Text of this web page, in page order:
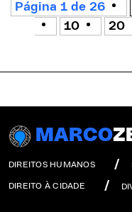
Página 1 de 26
10
20
MARCO
DIREITOS HUMANOS
DIREITO À CIDADE